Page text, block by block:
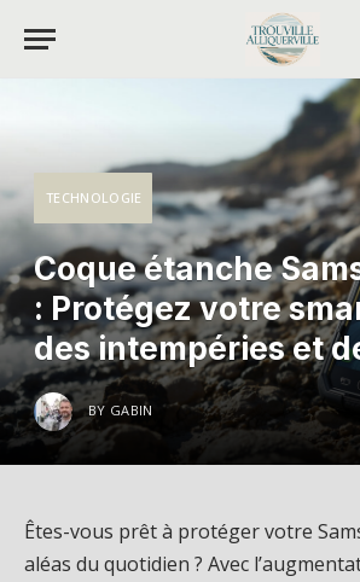
TECHNOLOGIE
Coque étanche
: Protégez votre
des intempéries et
BY GABIN
Êtes-vous prêt à protéger votre
aléas du quotidien ? Avec